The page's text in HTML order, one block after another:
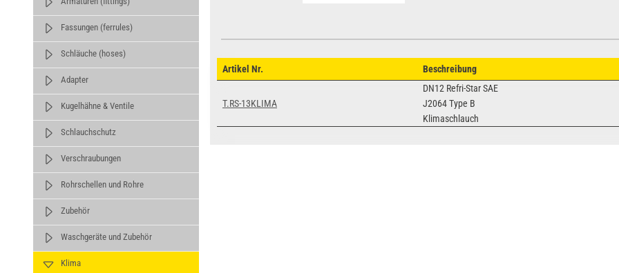
Fassungen (ferrules)
Schläuche (hoses)
Adapter
Kugelhähne & Ventile
Schlauchschutz
Verschraubungen
Rohrschellen und Rohre
Zubehör
Waschgeräte und Zubehör
Klima
Artikel Nr. Beschreibung
T.RS-13KLIMA
DN12 Refri-Star SAE
J2064 Type B
Klimaschlauch